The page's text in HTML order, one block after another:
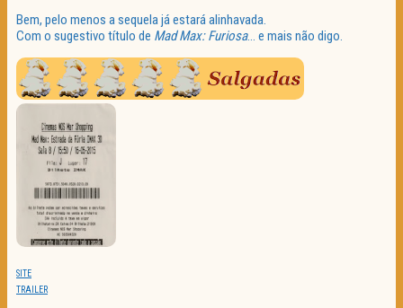
Bem, pelo menos a sequela já estará alinhavada.
Com o sugestivo título de Mad Max: Furiosa… e mais não digo.
SITE
TRAILER